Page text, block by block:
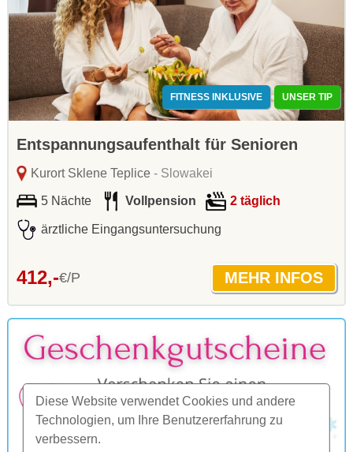
Diese Website verwendet Cookies und andere
Technologien, um Ihre Benutzererfahrung zu
verbessern.
FITNESS INKLUSIVE UNSER TIP
Entspannungsaufenthalt für Senioren
Kurort Sklene Teplice- Slowakei
5 Nächte Vollpension 2 täglich
ärztliche Eingangsuntersuchung
412,-€/P